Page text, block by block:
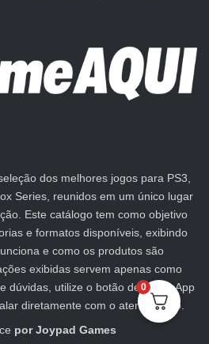
dos melhores jogos para PS3,
Series, reunidos em um único lugar
Este catálogo tem como objetivo
e formatos disponíveis, exibindo
e como os produtos são
exibidas servem apenas como
dúvidas, utilize o botão de WhatsApp
diretamente com o atendimento.
porJoypad Games
0